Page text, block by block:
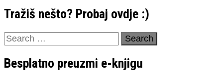
Tražiš nešto? Probaj ovdje :)
Search
for:
Besplatno preuzmi e-knjigu